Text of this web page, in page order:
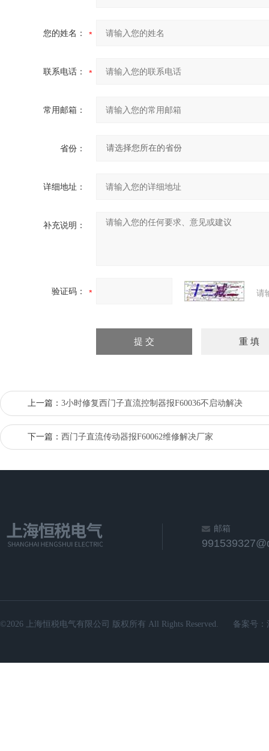
您的姓名：
联系电话：
常用邮箱：
省份：
详细地址：
补充说明：
验证码： 请
上一篇： 3小时修复西门子直流控制器报F60036不启动解决
下一篇： 西门子直流传动器报F60062维修解决厂家
邮箱
©2026 上海恒税电气有限公司 版权所有 All Rights Reserved. 备案号：